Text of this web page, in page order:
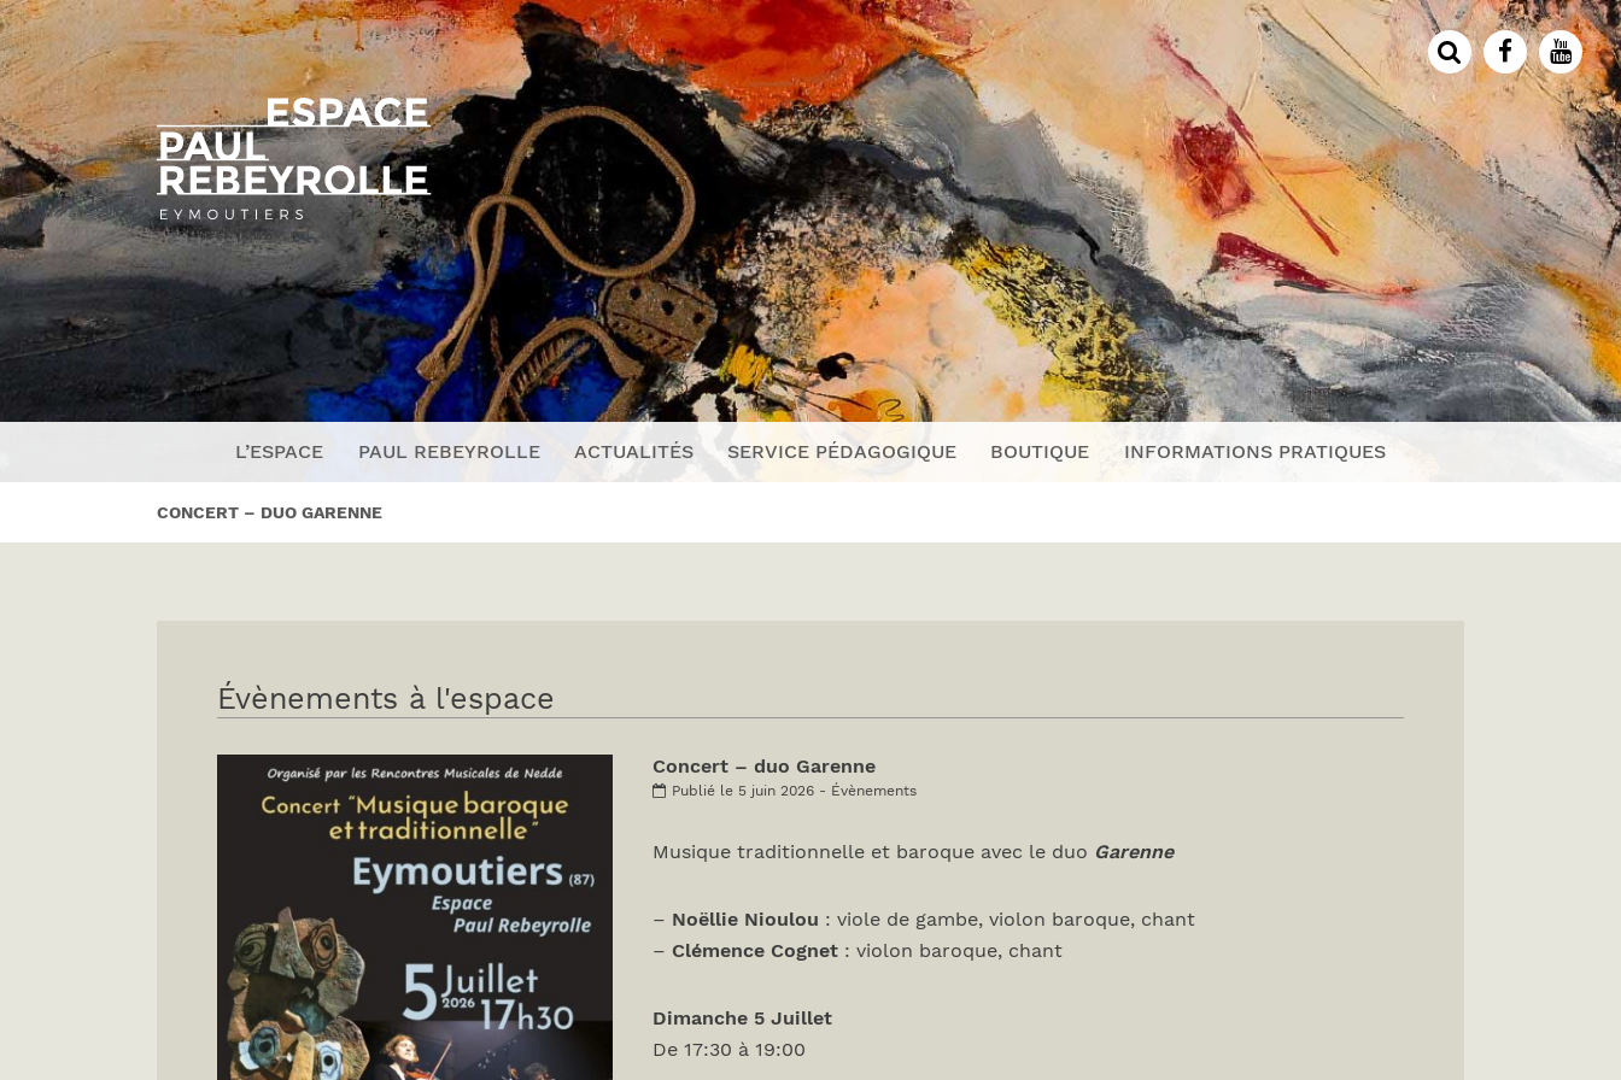
L’ESPACE PAUL REBEYROLLE ACTUALITÉS SERVICE PÉDAGOGIQUE BOUTIQUE INFORMATIONS PRATIQUES
CONCERT – DUO GARENNE
Évènements à l'espace
Concert – duo Garenne
Publié le 5 juin 2026 - Évènements
Musique traditionnelle et baroque avec le duo Garenne
– Noëllie Nioulou : viole de gambe, violon baroque, chant
– Clémence Cognet: violon baroque, chant
Dimanche 5 Juillet
De 17:30 à 19:00